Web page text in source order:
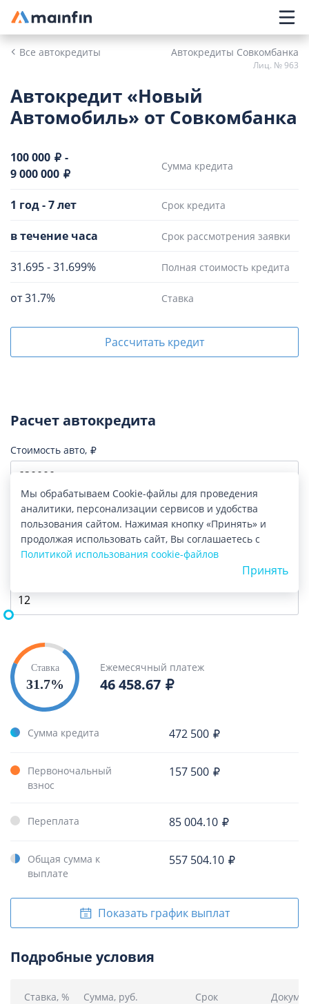
Главное меню
Все автокредиты Автокредиты Совкомбанка
Лиц. № 963
Автокредит «Новый
Автомобиль» от Совкомбанка
Сумма кредита
100 000
-
9 000 000
Срок кредита
1 год-7 лет
Срок рассмотрения заявки
в течение часа
Полная стоимость кредита
31.695-31.699%
Ставка
от 31.7%
Рассчитать кредит
Расчет автокредита
Стоимость авто,
Первоночальный взнос, и %
31.7%
Ставка Ежемесячный платеж
46 458.67
Сумма кредита 472 500
Первоночальный
взнос
157 500
Переплата 85 004.10
Общая сумма к
выплате
557 504.10
Показать график выплат
Подробные условия
Ставка, % Сумма, руб. Срок
Мы обрабатываем Cookie-файлы для проведения
аналитики, персонализации сервисов и удобства
пользования сайтом. Нажимая кнопку «Принять» и
продолжая использовать сайт, Вы соглашаетесь с
Политикой использования cookie-файлов
Принять